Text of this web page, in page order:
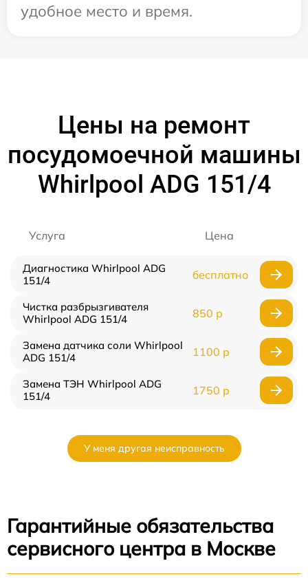
удобное место и время.
Цены на ремонт
посудомоечной машины
Whirlpool ADG 151/4
Услуга Цена
Диагностика Whirlpool ADG
151/4
бесплатно
Чистка разбрызгивателя
Whirlpool ADG 151/4
850 р
Замена датчика соли Whirlpool
ADG 151/4
1100 р
Замена ТЭН Whirlpool ADG
151/4
1750 р
У меня другая неисправность
Гарантийные обязательства
сервисного центра в Москве